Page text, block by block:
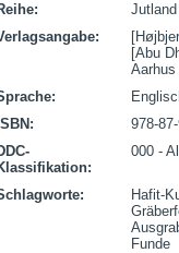
[Abu
ISBN:
978-
000 -
Hafit-
Funde